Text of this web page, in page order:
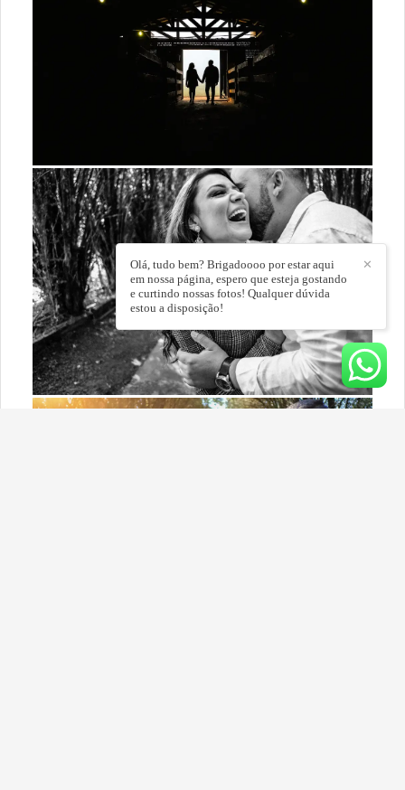
✕
Olá, tudo bem? Brigadoooo por estar aqui
em nossa página, espero que esteja gostando
e curtindo nossas fotos! Qualquer dúvida
estou a disposição!